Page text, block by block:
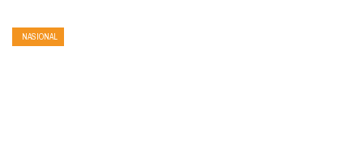
NASIONAL